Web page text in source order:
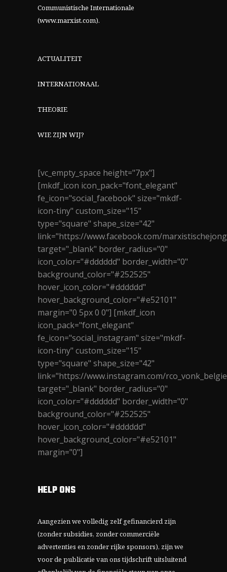
Communistische Internationale
(www.marxist.com).
ACTUALITEIT
INTERNATIONAAL
THEORIE
WIE ZIJN WIJ?
[vc_empty_space height="7px"]
[mkdf_icon icon_pack="font_elegant"
fe_icon="social_facebook" size="mkdf-
icon-tiny" custom_size="15"
type="square" shape_size="42"
link="https://www.facebook.com/
target="_blank" border_radius="0"
icon_color="#dddddd" border_width="0"
background_color="#252525"
hover_icon_color="#dddddd"
hover_background_color="#e52101"
margin="0 5px 0 0"] [mkdf_icon
icon_pack="font_elegant"
fe_icon="social_instagram" size="mkdf-
icon-tiny" custom_size="15"
type="square" shape_size="42"
link="https://www.instagram.com/
target="_blank" border_radius="0"
icon_color="#dddddd" border_width="0"
background_color="#252525"
hover_icon_color="#dddddd"
hover_background_color="#e52101"
margin="0"]
HELP ONS
Aangezien we volledig zelf gefinancierd zijn
(zonder subsidies, zonder commerciële
advertenties en zonder rijke sponsors), zijn we
voor de publicatie van ons tijdschrift uitsluitend